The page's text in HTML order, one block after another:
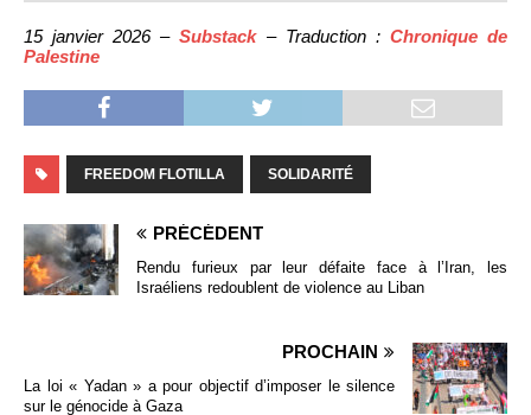
15 janvier 2026 –Substack– Traduction : Chronique de
Palestine
FREEDOM FLOTILLA SOLIDARITÉ
PRÉCÉDENT
Rendu furieux par leur défaite face à l’Iran, les
Israéliens redoublent de violence au Liban
PROCHAIN
La loi « Yadan » a pour objectif d’imposer le silence
sur le génocide à Gaza